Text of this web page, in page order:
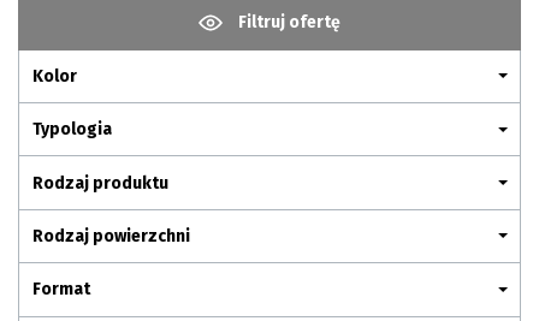
Filtruj ofertę
Kolor
Typologia
Rodzaj produktu
Rodzaj powierzchni
Format
Gdzie kupić
Pliki do pobrania
Pytania i odpowiedzi
Kariera
Kontakt
Komunikacja z akcjonariuszami